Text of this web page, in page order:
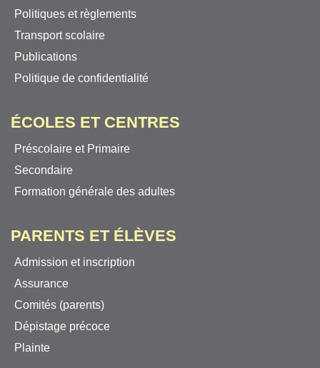
Politiques et règlements
Transport scolaire
Publications
Politique de confidentialité
ÉCOLES ET CENTRES
Préscolaire et Primaire
Secondaire
Formation générale des adultes
PARENTS ET ÉLÈVES
Admission et inscription
Assurance
Comités (parents)
Dépistage précoce
Plainte